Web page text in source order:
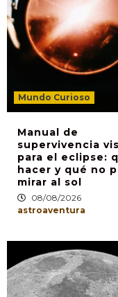
Mundo Curioso
Manual de
supervivencia
para el eclipse:
hacer y qué no
mirar al sol
08/08/2026
astroaventura